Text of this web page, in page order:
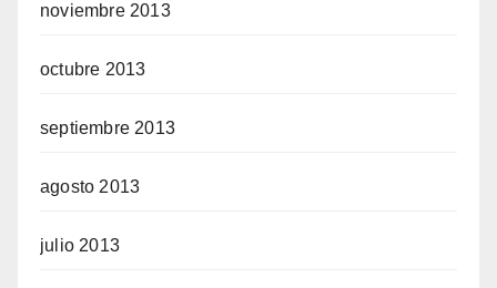
noviembre 2013
octubre 2013
septiembre 2013
agosto 2013
julio 2013